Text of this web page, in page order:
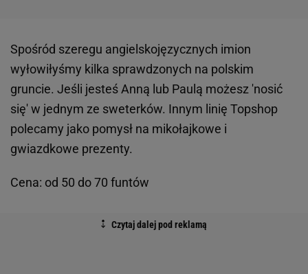
Spośród szeregu angielskojęzycznych imion
wyłowiłyśmy kilka sprawdzonych na polskim
gruncie. Jeśli jesteś Anną lub Paulą możesz 'nosić
się' w jednym ze sweterków. Innym linię Topshop
polecamy jako pomysł na mikołajkowe i
gwiazdkowe prezenty.
Cena: od 50 do 70 funtów